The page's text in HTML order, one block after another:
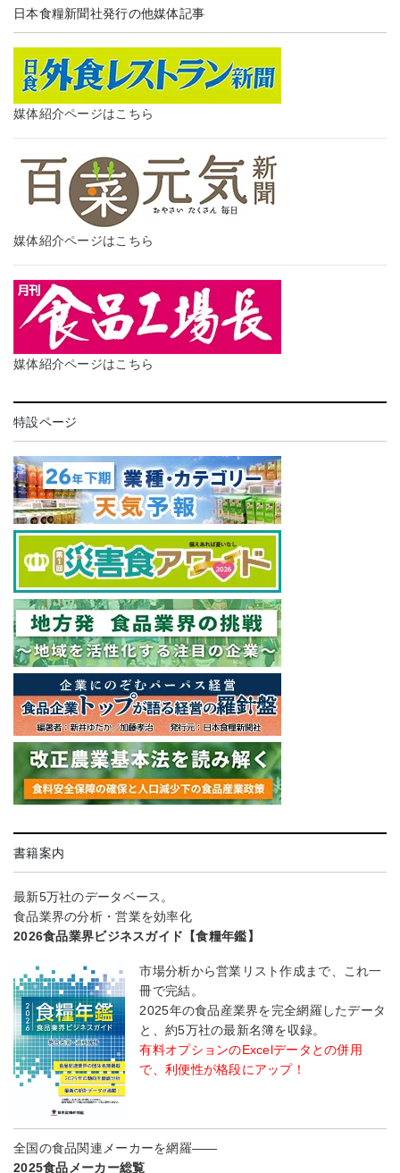
日本食糧新聞社発行の他媒体記事
媒体紹介ページはこちら
媒体紹介ページはこちら
媒体紹介ページはこちら
特設ページ
書籍案内
最新5万社のデータベース。
食品業界の分析・営業を効率化
2026食品業界ビジネスガイド【食糧年鑑】
市場分析から営業リスト作成まで、これ一
冊で完結。
2025年の食品産業界を完全網羅したデータ
と、約5万社の最新名簿を収録。
有料オプションのExcelデータとの併用
で、利便性が格段にアップ！
全国の食品関連メーカーを網羅――
2025食品メーカー総覧